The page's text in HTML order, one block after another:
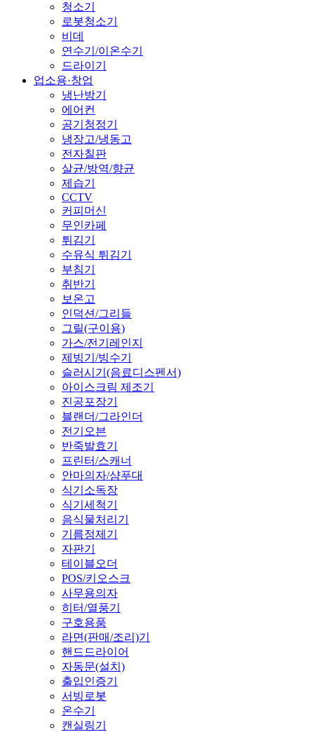
청소기
로봇청소기
비데
연수기/이온수기
드라이기
업소용·창업
냉난방기
에어컨
공기청정기
냉장고/냉동고
전자칠판
살균/방역/향균
제습기
CCTV
커피머신
무인카페
튀김기
수유식 튀김기
부침기
취반기
보온고
인덕션/그리들
그릴(구이용)
가스/전기레인지
제빙기/빙수기
슬러시기(음료디스펜서)
아이스크림 제조기
진공포장기
블랜더/그라인더
전기오븐
반죽발효기
프린터/스캐너
안마의자/샴푸대
식기소독장
식기세척기
음식물처리기
기름정제기
자판기
테이블오더
POS/키오스크
사무용의자
히터/열풍기
구호용품
라면(판매/조리)기
핸드드라이어
자동문(설치)
출입인증기
서빙로봇
온수기
캔실링기